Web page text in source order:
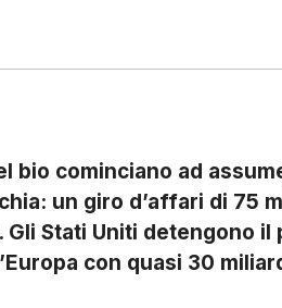
bio cominciano ad
un giro d’affari di 75
Gli Stati Uniti detengono
con quasi 30